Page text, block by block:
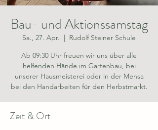
Bau- und Aktionssamstag
Sa., 27. Apr.
  |
Rudolf Steiner Schule
Ab 09:30 Uhr freuen wir uns über alle
helfenden Hände im Gartenbau, bei
unserer Hausmeisterei oder in der Mensa
bei den Handarbeiten für den Herbstmarkt.
Zeit & Ort